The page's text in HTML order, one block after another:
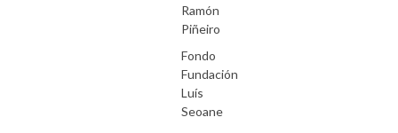
Ramón
Piñeiro
Fondo
Fundación
Luís
Seoane